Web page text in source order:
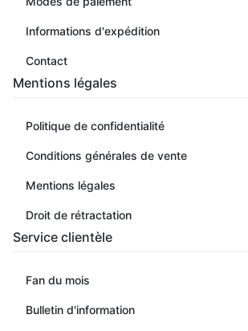
Informations d'expédition
Contact
Mentions légales
Politique de confidentialité
Conditions générales de vente
Mentions légales
Droit de rétractation
Service clientèle
Fan du mois
Bulletin d'information